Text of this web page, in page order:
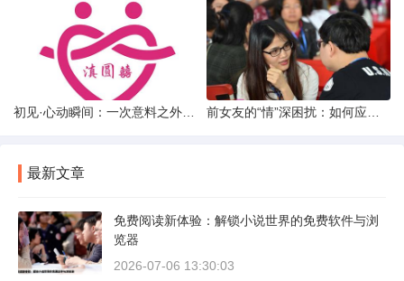
最新文章
免费阅读新体验：解锁小说世界的免费软件与浏
览器
2026-07-06 13:30:03